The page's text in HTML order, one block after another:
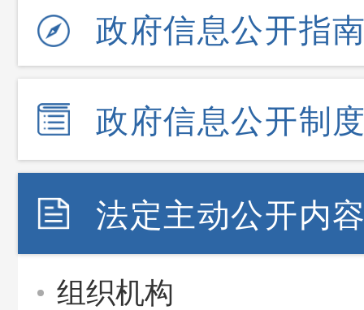
政府信息公开指
政府信息公开制
法定主动公开内
组织机构